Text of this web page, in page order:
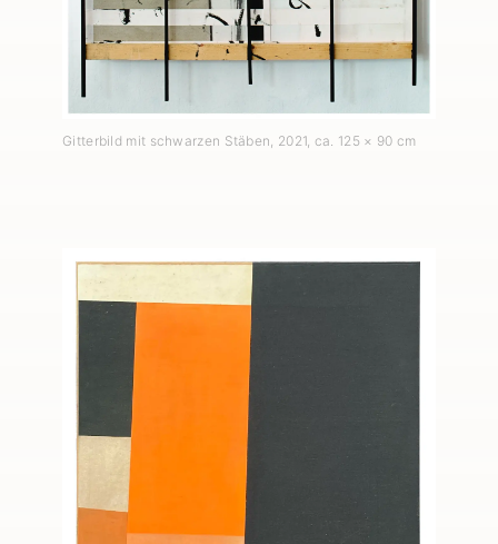
Gitterbild mit schwarzen Stäben 2021 , ca. 125 × 90 cm